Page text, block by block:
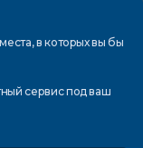
в которыхвы бы
сервис под ваш